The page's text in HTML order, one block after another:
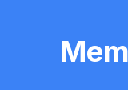
Test del